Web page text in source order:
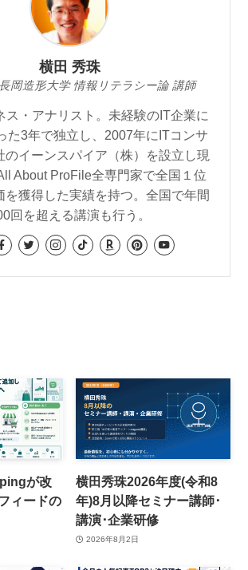
横田 秀珠
岡造形大学 情報リテラシー論 講師
ス・アナリスト。未経験のIT企業に
た3年で独立し、2007年にITコンサ
のイーンスパイア（株）を設立し現
About ProFile全専門家で全国１位
を獲得した実績を持つ。全国で年間
回を超える講演も行う。
が改
ィードの
横田秀珠2026年度(令和8
年)8月以降セミナー講師･
講演･企業研修
2026年8月2日